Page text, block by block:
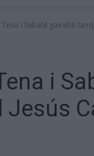
Tena i Sabaté gairebé
i
Jesús